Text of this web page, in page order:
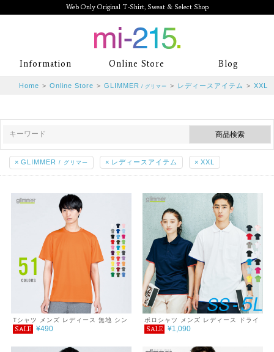
Web Only Original T-Shirt, Sweat & Select Shop
mi-215. Web Only Original T-Shirt,
Sweat & Select Shop mi-215. Tシャ
ランド専門通販
Information Online Store Blog
Home > Online Store > GLIMMER / グリマー > レディースアイテム > XXL
× GLIMMER / グリマー × レディースアイテム × XXL
Tシャツ メンズ レディース 無地 シン
プル 薄手 涼しい 吸汗速乾 UVカット
ツ カラー 紫外線対策 服 春 夏 ゆった
SALE ¥490
ポロシャツ メンズ レディース ドライ
半袖 無地 吸汗速乾 グリマー ポケッ
ゴルフ スポーツ 服 暑さ対策 UVカッ
SALE ¥1,090